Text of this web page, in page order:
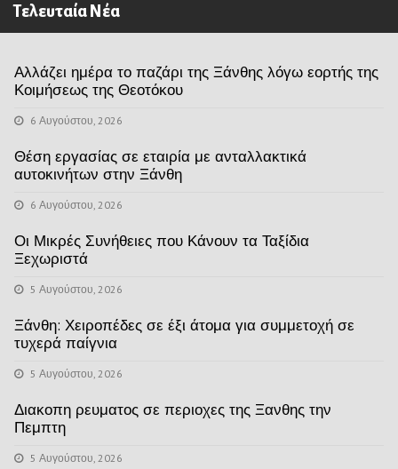
Τελευταία Νέα
Αλλάζει ημέρα το παζάρι της Ξάνθης λόγω εορτής της
Κοιμήσεως της Θεοτόκου
6 Αυγούστου, 2026
Θέση εργασίας σε εταιρία με ανταλλακτικά
αυτοκινήτων στην Ξάνθη
6 Αυγούστου, 2026
Οι Μικρές Συνήθειες που Κάνουν τα Ταξίδια
Ξεχωριστά
5 Αυγούστου, 2026
Ξάνθη: Χειροπέδες σε έξι άτομα για συμμετοχή σε
τυχερά παίγνια
5 Αυγούστου, 2026
Διακοπη ρευματος σε περιοχες της Ξανθης την
Πεμπτη
5 Αυγούστου, 2026